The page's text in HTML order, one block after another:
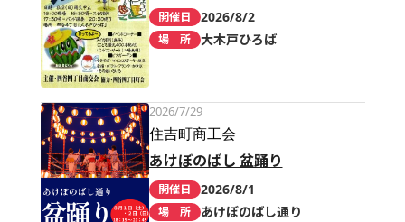
開催日 2026/8/2
場 所 大木戸ひろば
2026/7/29
住吉町商工会
あけぼのばし 盆踊り
開催日 2026/8/1
場 所 あけぼのばし通り